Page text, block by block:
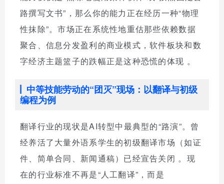
路撰写文书”，那么你的能力正在经历一种“物理
性抹除”。市场正在系统性地重估那些依赖数据
聚合、信息分发盈利的商业模式，软件板块和数
字经济主题篮子的跌幅正是这种恐慌的体现 。
中等技能劳动的“团灭”现场：以翻译与初级
编程为例
翻译行业的现状是AI转型中最典型的“路演”。曾
经养活了大量外语系学生的初级翻译市场（如证
件、简单合同、新闻通稿）已经宣告关闭 。现
在的行业标准不再是“人工翻译”，而是